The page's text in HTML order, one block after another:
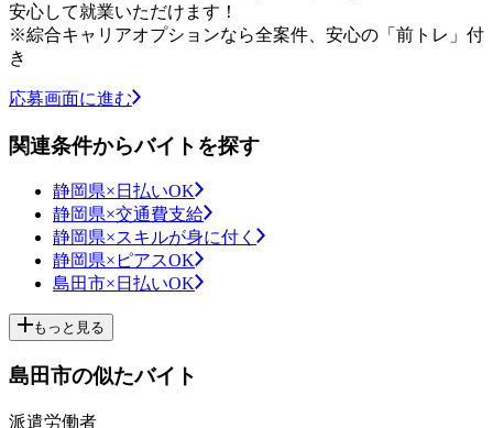
安心して就業いただけます！
※綜合キャリアオプションなら全案件、安心の「前トレ」付
き
応募画面に進む
関連条件からバイトを探す
静岡県×日払いOK
静岡県×交通費支給
静岡県×スキルが身に付く
静岡県×ピアスOK
島田市×日払いOK
もっと見る
島田市の似たバイト
派遣労働者